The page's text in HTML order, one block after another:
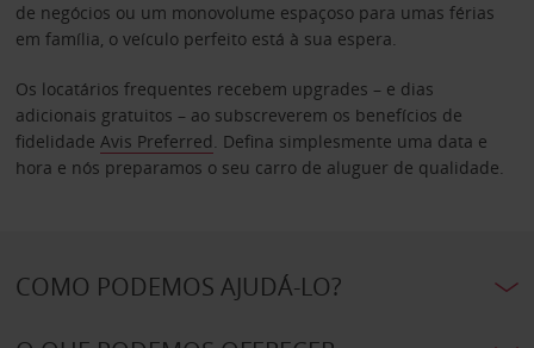
de negócios ou um monovolume espaçoso para umas férias
em família, o veículo perfeito está à sua espera.
Os locatários frequentes recebem upgrades – e dias
adicionais gratuitos – ao subscreverem os benefícios de
fidelidade Avis Preferred. Defina simplesmente uma data e
hora e nós preparamos o seu carro de aluguer de qualidade.
COMO PODEMOS AJUDÁ-LO?